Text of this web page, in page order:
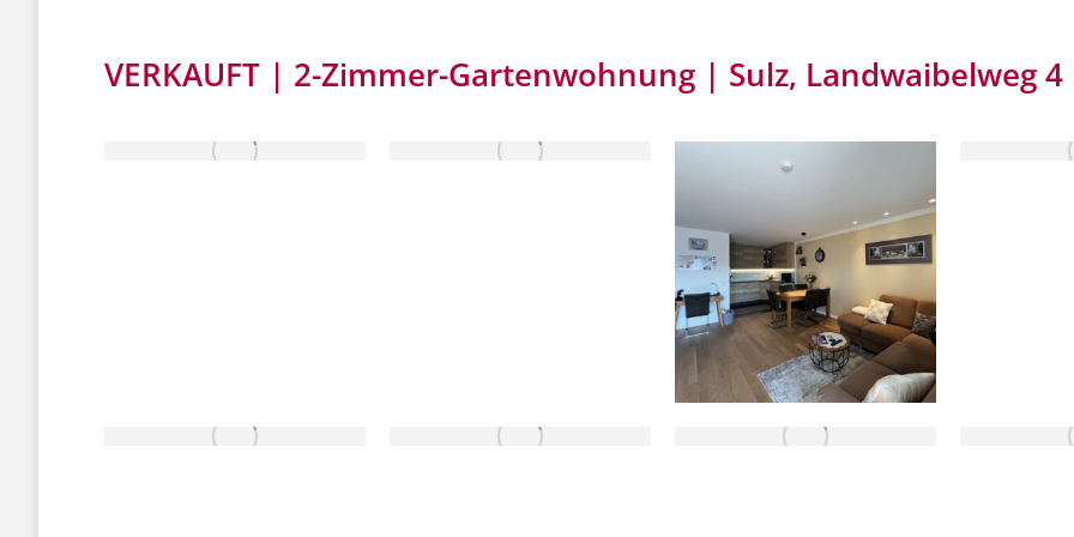
VERKAUFT | 2-Zimmer-Gartenwohnung | Sulz, Landwaibelweg 4
VERKAUFT VERKAUFT
VERKAUFT
VERKAUFT VERKAUFT VERKAUFT